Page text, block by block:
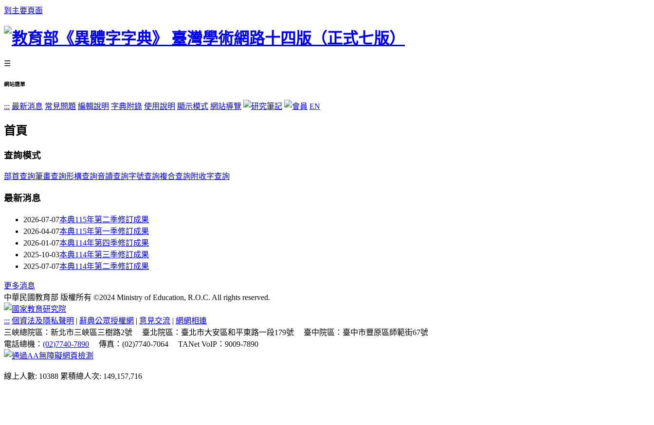
到主要頁面
☰
網站選單
::: 最新消息 常見問題 編輯說明 字典附錄 使用說明 顯示模式 網站導覽 EN
首頁
查詢模式
部首查詢筆畫查詢形構查詢音讀查詢字號查詢複合查詢附收字查詢
最新消息
2026-07-07本典115年第二季修訂成果
2026-04-07本典115年第一季修訂成果
2026-01-07本典114年第四季修訂成果
2025-10-03本典114年第三季修訂成果
2025-07-07本典114年第二季修訂成果
更多消息
中華民國教育部 版權所有 ©2024 Ministry of Education, R.O.C. All rights reserved.
::: 個資法及隱私聲明 | 辭典公眾授權網 | 意見交流 | 網網相連
三峽總院區：新北市三峽區三樹路2號
臺北院區：臺北市大安區和平東路一段179號
臺中院區：臺中市豐原區師範街67號
電話總機： (02)7740-7890 傳真：(02)7740-7064 TANet VoIP：9009-7890
線上人數: 10388 累積總人次: 149,157,716